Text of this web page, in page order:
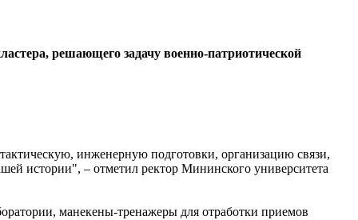
решающего задачу военно-патриотической
инженерную подготовки, организацию связи,
истории", – отметил ректор Мининского университета
манекены-тренажеры для отработки приемов